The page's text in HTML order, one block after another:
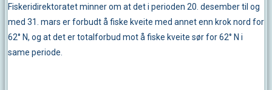
Fiskeridirektoratet minner om at det i perioden 20. desember til og
med 31. mars er forbudt å fiske kveite med annet enn krok nord for
62° N, og at det er totalforbud mot å fiske kveite sør for 62° N i
same periode.